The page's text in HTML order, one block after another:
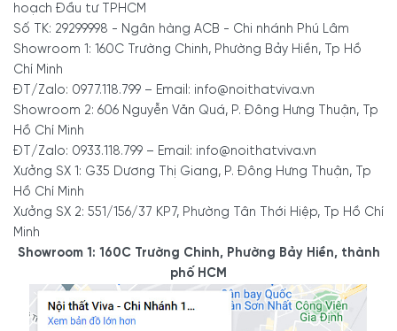
hoạch Đầu tư TPHCM
Số TK: 29299998 - Ngân hàng ACB - Chi nhánh Phú Lâm
Showroom 1: 160C Trường Chinh, Phường Bảy Hiền, Tp Hồ
Chí Minh
ĐT/Zalo: 0977.118.799 – Email: info@noithatviva.vn
Showroom 2: 606 Nguyễn Văn Quá, P. Đông Hưng Thuận, Tp
Hồ Chí Minh
ĐT/Zalo: 0933.118.799 – Email: info@noithatviva.vn
Xưởng SX 1: G35 Dương Thị Giang, P. Đông Hưng Thuận, Tp
Hồ Chí Minh
Xưởng SX 2: 551/156/37 KP7, Phường Tân Thới Hiệp, Tp Hồ Chí
Minh
Showroom 1: 160C Trường Chinh, Phường Bảy Hiền, thành
phố HCM